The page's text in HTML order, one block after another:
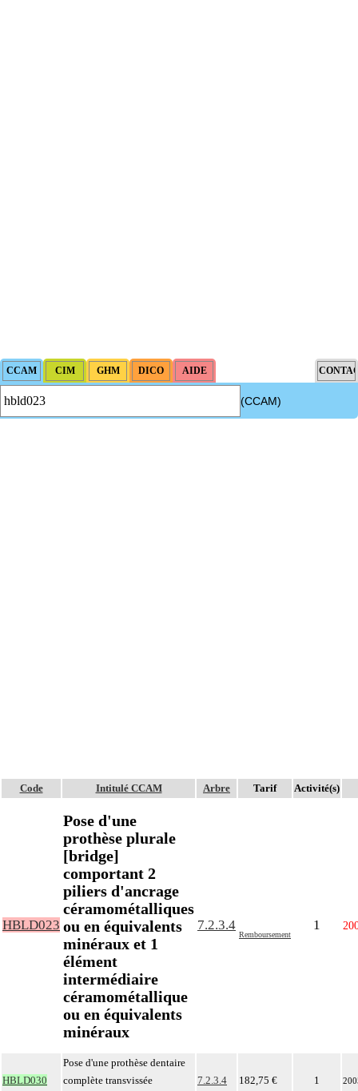
(CCAM)
Code Intitulé CCAM Arbre Tarif Activité(s)
HBLD023
Pose d'une
prothèse plurale
[bridge]
comportant 2
piliers d'ancrage
céramométalliques
ou en équivalents
minéraux et 1
élément
intermédiaire
céramométallique
ou en équivalents
minéraux
7.2.3.4
Remboursement
1
HBLD030
Pose d'une prothèse dentaire
complète transvissée
7.2.3.4 182,75 € 1